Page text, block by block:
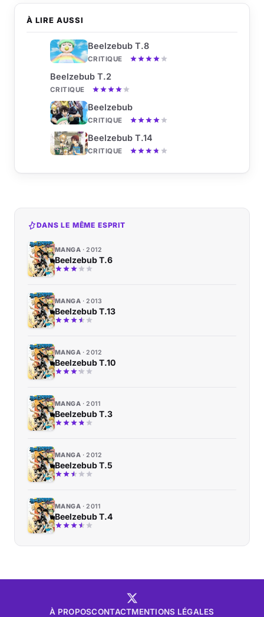
À LIRE AUSSI
Beelzebub T.8
CRITIQUE
Beelzebub T.2
CRITIQUE
Beelzebub
CRITIQUE
Beelzebub T.14
CRITIQUE
DANS LE MÊME ESPRIT
MANGA 2012
Beelzebub T.6
MANGA 2013
Beelzebub T.13
MANGA 2012
Beelzebub T.10
MANGA 2011
Beelzebub T.3
MANGA 2012
Beelzebub T.5
MANGA 2011
Beelzebub T.4
À PROPOSCONTACTMENTIONS LÉGALES